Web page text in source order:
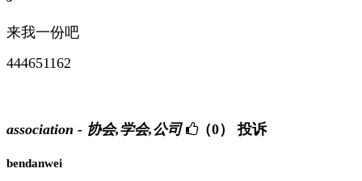
来我一份吧
444651162
association - 协会,学会,公司 （0） 投诉
bendanwei